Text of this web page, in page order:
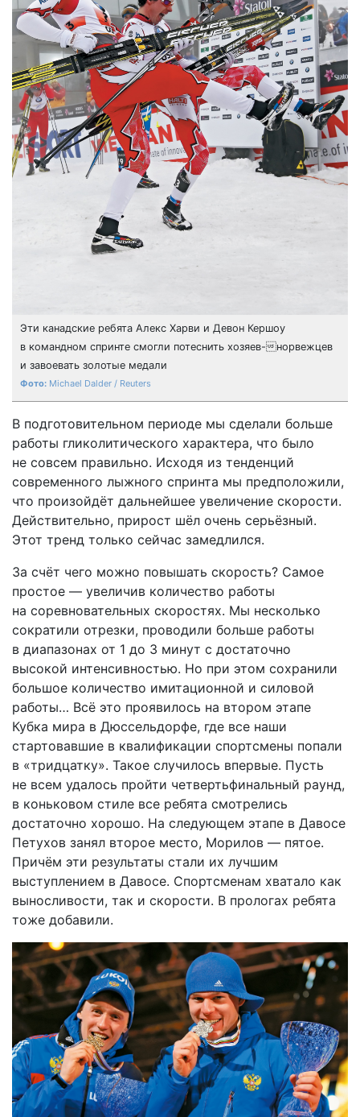
Эти канадские ребята Алекс Харви и Девон Кершоу
в командном спринте смогли потеснить хозяев-норвежцев
и завоевать золотые медали
Michael Dalder / Reuters
В подготовительном периоде мы сделали больше
работы гликолитического характера, что было
не совсем правильно. Исходя из тенденций
современного лыжного спринта мы предположили,
что произойдёт дальнейшее увеличение скорости.
Действительно, прирост шёл очень серьёзный.
Этот тренд только сейчас замедлился.
За счёт чего можно повышать скорость? Самое
простое — увеличив количество работы
на соревновательных скоростях. Мы несколько
сократили отрезки, проводили больше работы
в диапазонах от 1 до 3 минут с достаточно
высокой интенсивностью. Но при этом сохранили
большое количество имитационной и силовой
работы… Всё это проявилось на втором этапе
Кубка мира в Дюссельдорфе, где все наши
стартовавшие в квалификации спортсмены попали
в «тридцатку». Такое случилось впервые. Пусть
не всем удалось пройти четвертьфинальный раунд,
в коньковом стиле все ребята смотрелись
достаточно хорошо. На следующем этапе в Давосе
Петухов занял второе место, Морилов — пятое.
Причём эти результаты стали их лучшим
выступлением в Давосе. Спортсменам хватало как
выносливости, так и скорости. В прологах ребята
тоже добавили.